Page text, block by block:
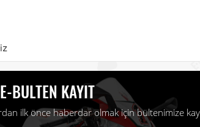
E-BULTEN KAYIT
ilk önce haberdar olmak için bültenimize